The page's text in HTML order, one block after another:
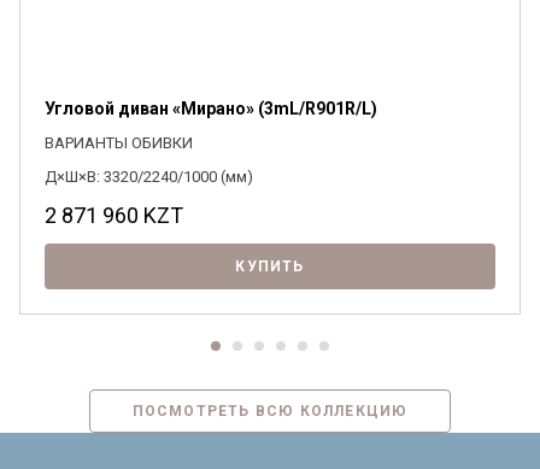
Угловой диван «Мирано» (3mL/R901R/L)
ВАРИАНТЫ ОБИВКИ
Д×Ш×В: 3320/2240/1000 (мм)
2 871 960 KZT
КУПИТЬ
ПОСМОТРЕТЬ ВСЮ КОЛЛЕКЦИЮ